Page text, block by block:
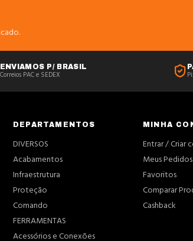
ENVIAMOS P/ BRASIL
Correios PAC e SEDEX
DEPARTAMENTOS
DIVERSOS
Acabamentos
Infraestrutura
Proteção
Comando
FERRAMENTAS
Acessórios e Conexões
MINHA
Entrar / Criar
Meus Pedidos
Favoritos
Comparar
Cashback